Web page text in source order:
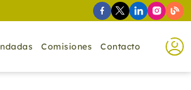
Comisiones Contacto